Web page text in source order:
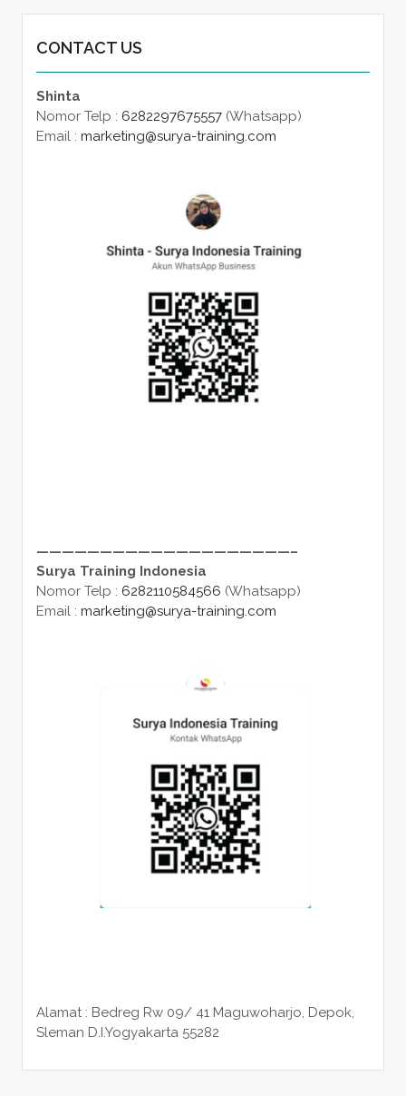
CONTACT US
Shinta
Nomor Telp : 6282297675557(Whatsapp)
Email : marketing@surya-training.com
————————————————————–
Surya Training Indonesia
Nomor Telp : 6282110584566 (Whatsapp)
Email : marketing@surya-training.com
Alamat : Bedreg Rw 09/ 41 Maguwoharjo, Depok,
Sleman D.I.Yogyakarta 55282